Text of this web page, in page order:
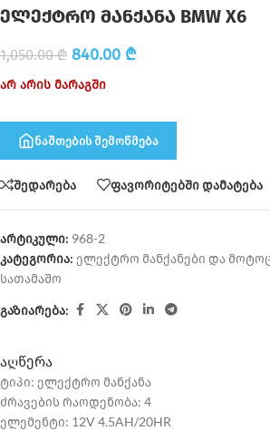
ელექტრო მანქანა BMW X6
1,050.00₾ 840.00 ₾
არ არის მარაგში
ნაშთების შემოწმება
შედარება ფავორიტებში დამატება
არტიკული: 968-2
კატეგორია: ელექტრო მანქანები და
სათამაშო
გაზიარება:
აღწერა
ტიპი: ელექტრო მანქანა
ძრავების რაოდენობა: 4
ელემენტი: 12V 4.5AH/20HR